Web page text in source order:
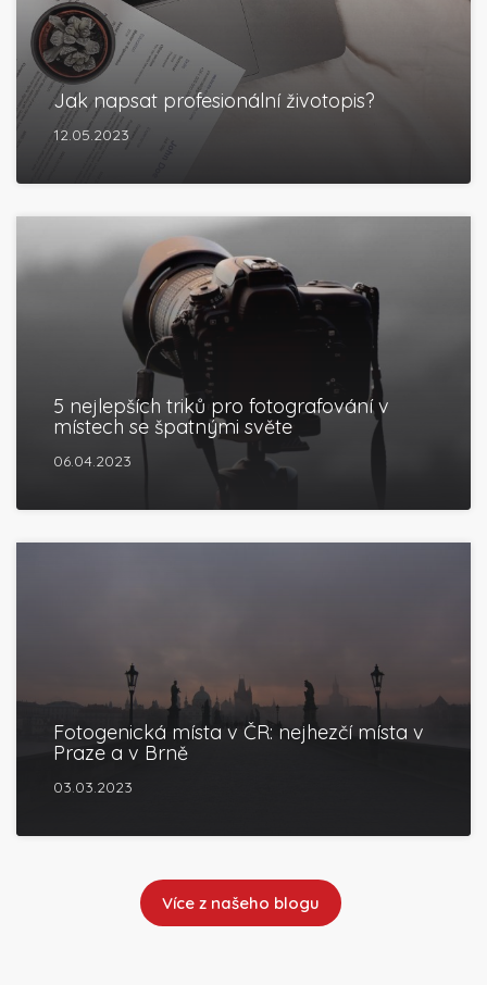
Jak napsat profesionální životopis?
12.05.2023
5 nejlepších triků pro fotografování v
místech se špatnými světe
06.04.2023
Fotogenická místa v ČR: nejhezčí místa v
Praze a v Brně
03.03.2023
Více z našeho blogu